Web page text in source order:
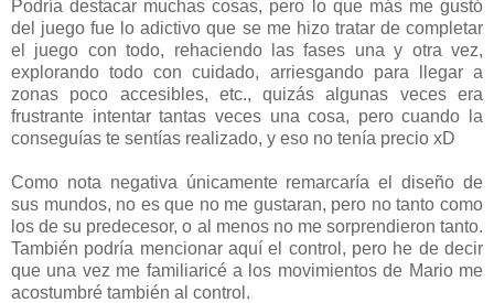
Podría destacar muchas cosas, pero lo que más me gustó
del juego fue lo adictivo que se me hizo tratar de completar
el juego con todo, rehaciendo las fases una y otra vez,
explorando todo con cuidado, arriesgando para llegar a
zonas poco accesibles, etc., quizás algunas veces era
frustrante intentar tantas veces una cosa, pero cuando la
conseguías te sentías realizado, y eso no tenía precio xD
Como nota negativa únicamente remarcaría el diseño de
sus mundos, no es que no me gustaran, pero no tanto como
los de su predecesor, o al menos no me sorprendieron tanto.
También podría mencionar aquí el control, pero he de decir
que una vez me familiaricé a los movimientos de Mario me
acostumbré también al control.